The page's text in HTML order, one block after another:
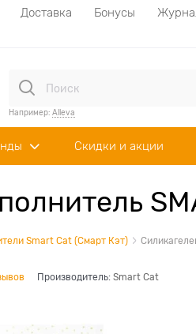
Доставка Бонусы
Например: Alleva
Скидки и акции
Smart Cat (Смарт Кэт)
Производитель: Smart Cat